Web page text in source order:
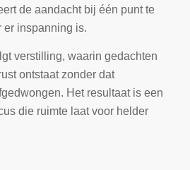
de aandacht bij één punt te
er inspanning is.
verstilling, waarin gedachten
ontstaat zonder dat
Het resultaat is een
die ruimte laat voor helder